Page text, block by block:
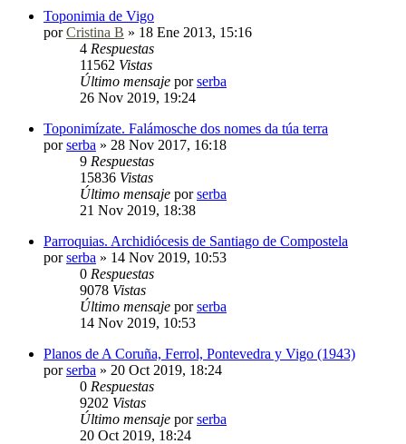
Toponimia de Vigo
porCristina B » 18 Ene 2013, 15:16
4 Respuestas
11562 Vistas
Último mensaje porserba
26 Nov 2019, 19:24
Toponimízate. Falámosche dos nomes da túa terra
porserba » 28 Nov 2017, 16:18
9 Respuestas
15836 Vistas
Último mensaje porserba
21 Nov 2019, 18:38
Parroquias. Archidiócesis de Santiago de Compostela
porserba » 14 Nov 2019, 10:53
0 Respuestas
9078 Vistas
Último mensaje porserba
14 Nov 2019, 10:53
Planos de A Coruña, Ferrol, Pontevedra y Vigo (1943)
porserba » 20 Oct 2019, 18:24
0 Respuestas
9202 Vistas
Último mensaje porserba
20 Oct 2019, 18:24